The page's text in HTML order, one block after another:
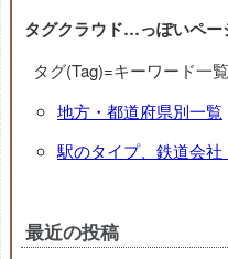
タグクラウド…っぽいペー
タグ(Tag)=キーワード一覧
地方・都道府県別一覧
駅のタイプ、鉄道会
最近の投稿